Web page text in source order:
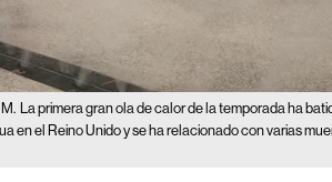
La primera gran ola de calor de la temporada ha
en el Reino Unido y se ha relacionado con varias